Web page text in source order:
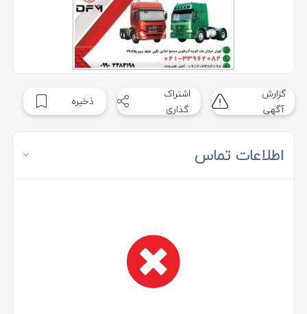
گزارش
آگهی
اشتراک
گذاری
ذخیره
اطلاعات تماس